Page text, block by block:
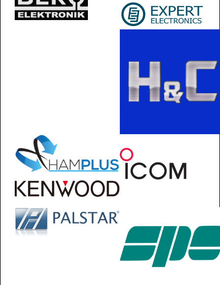
やダイヤモンドのアンテナを販売